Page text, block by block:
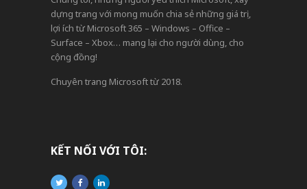
dựng trang với mong muốn chia sẻ những giá trị,
lợi ích từ Microsoft 365 – Windows – Office –
Surface – Xbox… mang lại cho người dùng, cho
cộng đồng!
Chuyên trang Microsoft từ 2018.
KẾT NỐI VỚI TÔI: